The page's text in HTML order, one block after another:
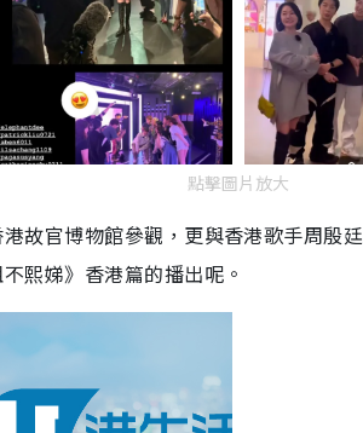
點擊圖片放大
故官博物館參觀，更與香港歌手周殷
熙娣》香港篇的播出呢。